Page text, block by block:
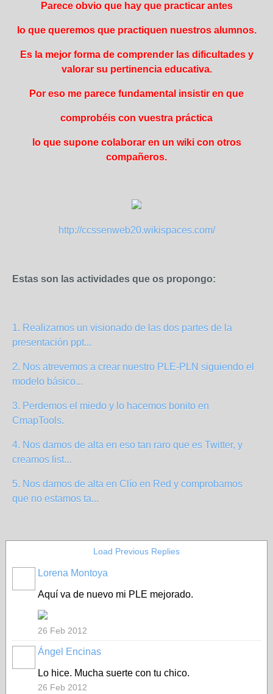
Parece obvio que hay que practicar antes
lo que queremos que practiquen nuestros alumnos.
Es la mejor forma de comprender las dificultades y
valorar su pertinencia educativa.
Por eso me parece fundamental insistir en que
comprobéis con vuestra práctica
lo que supone colaborar en un wiki con otros
compañeros.
http://ccssenweb20.wikispaces.com/
Estas son las actividades que os propongo:
1. Realizamos un visionado de las dos partes de la
presentación ppt...
2. Nos atrevemos a crear nuestro PLE-PLN siguiendo el
modelo básico...
3. Perdemos el miedo y lo hacemos bonito en
CmapTools.
4. Nos damos de alta en eso tan raro que es Twitter, y
creamos list...
5. Nos damos de alta en Clío en Red y comprobamos
que no estamos ta...
Load Previous Replies
Lorena Montoya
Aquí va de nuevo mi PLE mejorado.
26 Feb 2012
Ángel Encinas
Lo hice. Mucha suerte con tu chico.
26 Feb 2012